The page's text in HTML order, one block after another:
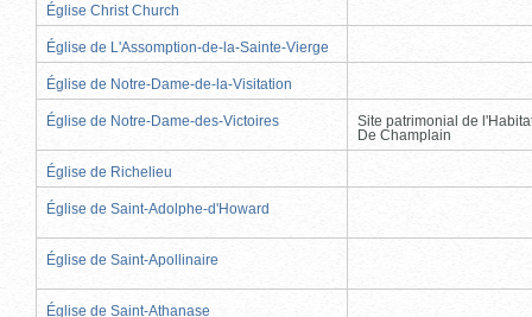
Église Christ Church
Église de L'Assomption-de-la-Sainte-Vierge
Église de Notre-Dame-de-la-Visitation
Église de Notre-Dame-des-Victoires
Site patrimonial de
De Champlain
Église de Richelieu
Église de Saint-Adolphe-d'Howard
Église de Saint-Apollinaire
Église de Saint-Athanase